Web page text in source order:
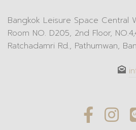
Bangkok Leisure Space Central
Room NO. D205, 2nd Floor,
Ratchadamri Rd., Pathumwan,